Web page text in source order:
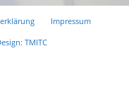
Impressum
TMITC